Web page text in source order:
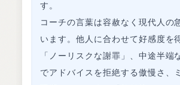
す。
コーチの言葉は容赦なく現代人の
います。他人に合わせて好感度を
「ノーリスクな謝罪」、中途半端
でアドバイスを拒絶する傲慢さ、